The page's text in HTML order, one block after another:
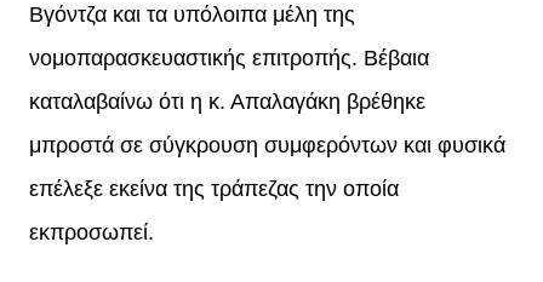
Βγόντζα και τα υπόλοιπα μέλη της
νομοπαρασκευαστικής επιτροπής. Βέβαια
καταλαβαίνω ότι η κ. Απαλαγάκη βρέθηκε
μπροστά σε σύγκρουση συμφερόντων και φυσικά
επέλεξε εκείνα της τράπεζας την οποία
εκπροσωπεί.